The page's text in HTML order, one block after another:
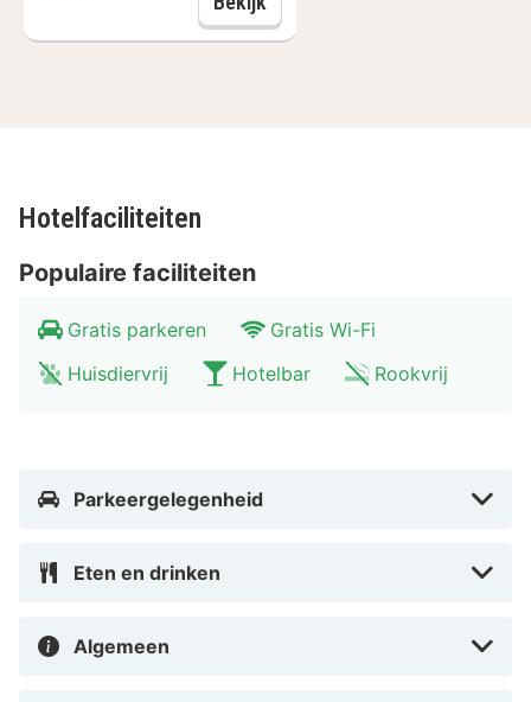
pittoreske en gezellige dorpjes tegenkomt. Binnen
Hotelfaciliteiten
Populaire faciliteiten
Gratis parkeren
Gratis Wi-Fi
Huisdiervrij
Hotelbar Rookvrij
Parkeergelegenheid
Eten en drinken
Algemeen